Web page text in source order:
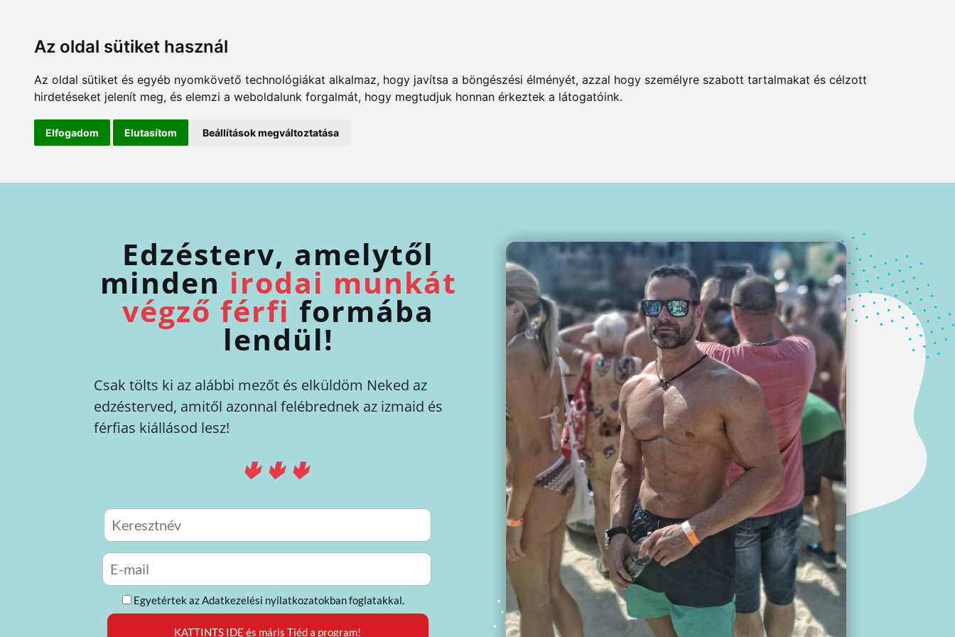
Az oldal sütiket használ
Az oldal sütiket és egyéb nyomkövető technológiákat alkalmaz, hogy javítsa a böngészési élményét, azzal hogy személyre szabott tartalmakat és célzott
hirdetéseket jelenít meg, és elemzi a weboldalunk forgalmát, hogy megtudjuk honnan érkeztek a látogatóink.
Elfogadom Elutasítom Beállítások megváltoztatása
Edzésterv, amelytől
minden irodai munkát
végző férfi formába
lendül!
Csak tölts ki az alábbi mezőt és elküldöm Neked az
edzésterved, amitől azonnal felébrednek az izmaid és
férfias kiállásod lesz!
🢃🢃🢃
Egyetértek az Adatkezelési nyilatkozatokban foglatakkal.
KATTINTS IDE és máris Tiéd a program!